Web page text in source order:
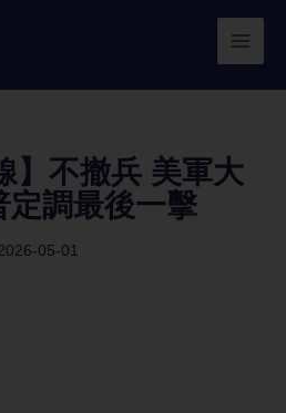
】不撤兵 美軍大
定調最後一擊
05-01